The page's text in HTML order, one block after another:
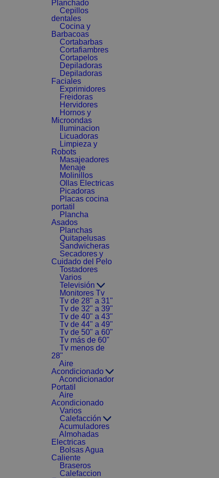
Planchado
Cepillos
dentales
Cocina y
Barbacoas
Cortabarbas
Cortafiambres
Cortapelos
Depiladoras
Depiladoras
Faciales
Exprimidores
Freidoras
Hervidores
Hornos y
Microondas
Iluminacion
Licuadoras
Limpieza y
Robots
Masajeadores
Menaje
Molinillos
Ollas Electricas
Picadoras
Placas cocina
portatil
Plancha
Asados
Planchas
Quitapelusas
Sandwicheras
Secadores y
Cuidado del Pelo
Tostadores
Varios
Televisión
Monitores Tv
Tv de 28" a 31"
Tv de 32" a 39"
Tv de 40" a 43"
Tv de 44" a 49"
Tv de 50" a 60"
Tv más de 60"
Tv menos de
28"
Aire
Acondicionado
Acondicionador
Portatil
Aire
Acondicionado
Varios
Calefacción
Acumuladores
Almohadas
Electricas
Bolsas Agua
Caliente
Braseros
Calefaccion